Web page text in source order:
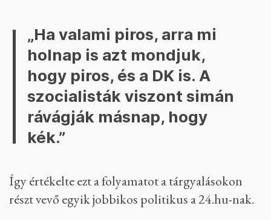
„Ha valami piros, arra mi
holnap is azt mondjuk,
hogy piros, és a DK is. A
szocialisták viszont simán
rávágják másnap, hogy
kék.”
Így értékelte ezt a folyamatot a tárgyalásokon
részt vevő egyik jobbikos politikus a 24.hu-nak.